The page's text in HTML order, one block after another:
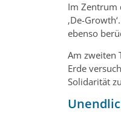
Im Zentrum
‚De-
ebenso
Am zweiten
Erde
Solidarität